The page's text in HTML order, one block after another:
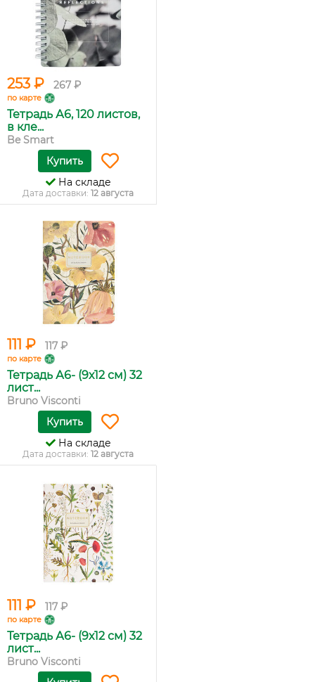
253 ₽ 267 ₽
по карте
Тетрадь А6, 120 листов,
в кле...
Be Smart
Купить
На складе
Дата доставки: 12 августа
111 ₽ 117 ₽
по карте
Тетрадь А6- (9х12 см) 32
лист...
Bruno Visconti
Купить
На складе
Дата доставки: 12 августа
111 ₽ 117 ₽
по карте
Тетрадь А6- (9х12 см) 32
лист...
Bruno Visconti